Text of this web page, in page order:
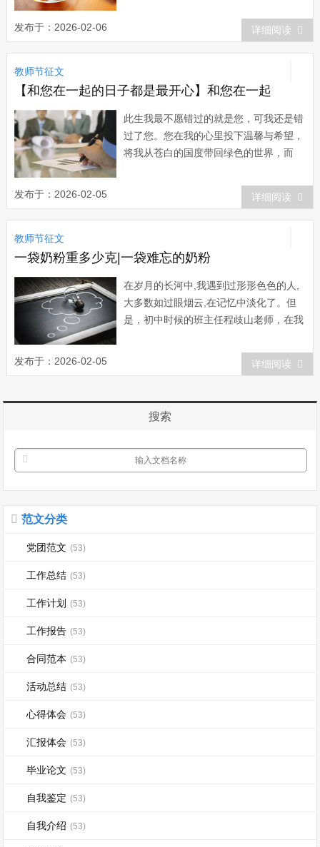
启蒙恩师廖先翠老师。 1978年的秋
天，是多雨的季节。已近8岁的我踏上了
期盼已久的求学征程。报名的新生太多，
廖老师只好让我们数木棍来决定我们的去
留。看到前面...
发布于：2026-02-06 详细阅读
教师节征文
【和您在一起的日子都是最开心】和您在一起
此生我最不愿错过的就是您，可我还是错
过了您。您在我的心里投下温馨与希望，
将我从苍白的国度带回绿色的世界，而
师，学生依然会和您在一起。 ――写
在前面 老师，我对您的爱，因为仅
存，所以纯粹。 我一个人坐在楼顶
上。凝视着远方，猜测着远方天空下所生
长着的人和事物，猜...
发布于：2026-02-05 详细阅读
教师节征文
一袋奶粉重多少克|一袋难忘的奶粉
在岁月的长河中,我遇到过形形色色的人,
大多数如过眼烟云,在记忆中淡化了。但
是，初中时候的班主任程歧山老师，在我
静，初中的往事就象发生在昨日一般历历
在目，他给我的关心和呵护，让我体会到
让我不能忘怀的是程老师送给我的一袋奶
粉。 我...
发布于：2026-02-05 详细阅读
搜索
范文分类
党团范文 (53)
工作总结 (53)
工作计划 (53)
工作报告 (53)
合同范本 (53)
活动总结 (53)
心得体会 (53)
汇报体会 (53)
毕业论文 (53)
自我鉴定 (53)
自我介绍 (53)